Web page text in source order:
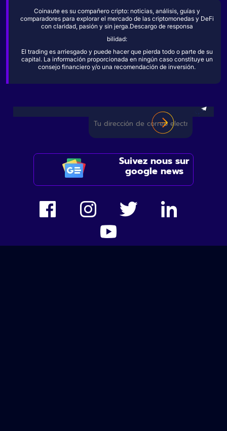
Coinaute es su compañero cripto: noticias, análisis, guías y
comparadores para explorar el mercado de las criptomonedas y DeFi
con claridad, pasión y sin jerga.Descargo de responsa
bilidad:
El trading es arriesgado y puede hacer que pierda todo o parte de su
capital. La información proporcionada en ningún caso constituye un
consejo financiero y/o una recomendación de inversión.
Suivez nous sur
google news